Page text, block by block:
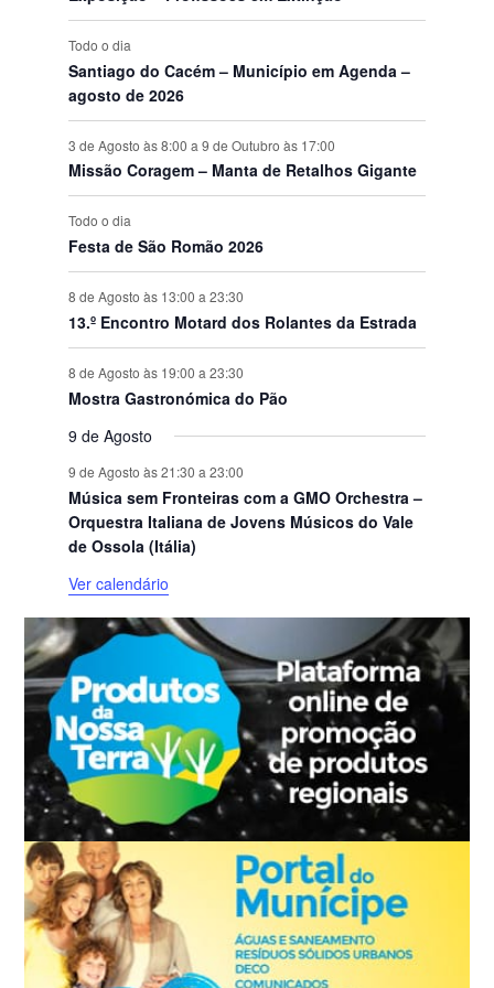
s
Todo o dia
Santiago do Cacém – Município em Agenda –
agosto de 2026
3 de Agosto às 8:00 a 9 de Outubro às 17:00
Missão Coragem – Manta de Retalhos Gigante
Todo o dia
Festa de São Romão 2026
8 de Agosto às 13:00 a 23:30
13.º Encontro Motard dos Rolantes da Estrada
8 de Agosto às 19:00 a 23:30
Mostra Gastronómica do Pão
9 de Agosto
9 de Agosto às 21:30 a 23:00
Música sem Fronteiras com a GMO Orchestra –
Orquestra Italiana de Jovens Músicos do Vale
de Ossola (Itália)
Ver calendário